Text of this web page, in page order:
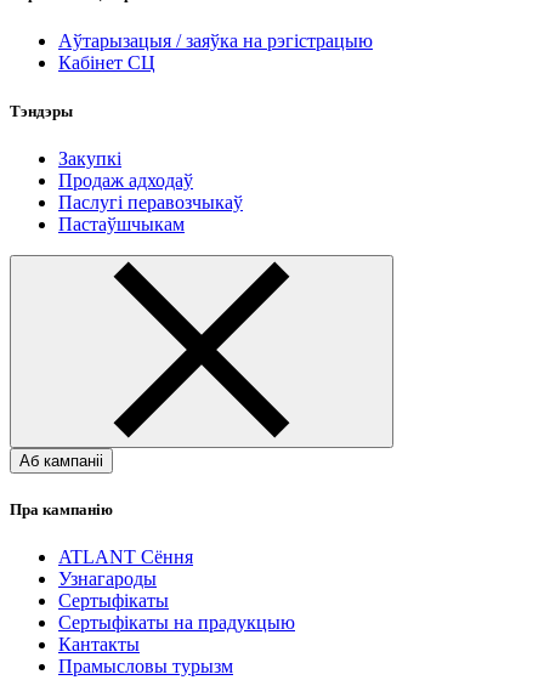
Аўтарызацыя / заяўка на рэгістрацыю
Кабінет СЦ
Тэндэры
Закупкі
Продаж адходаў
Паслугі перавозчыкаў
Пастаўшчыкам
Аб кампаніі
Пра кампанію
ATLANT Сёння
Узнагароды
Сертыфікаты
Сертыфікаты на прадукцыю
Кантакты
Прамысловы турызм